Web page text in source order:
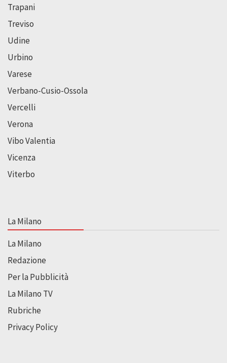
Trapani
Treviso
Udine
Urbino
Varese
Verbano-Cusio-Ossola
Vercelli
Verona
Vibo Valentia
Vicenza
Viterbo
La Milano
La Milano
Redazione
Per la Pubblicità
La Milano TV
Rubriche
Privacy Policy